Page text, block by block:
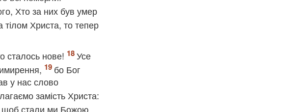
Хто за них був умер
тілом Христа, то тепер
сталось нове!
Усе
бо Бог
у нас слово
замість Христа:
щоб стали ми Божою